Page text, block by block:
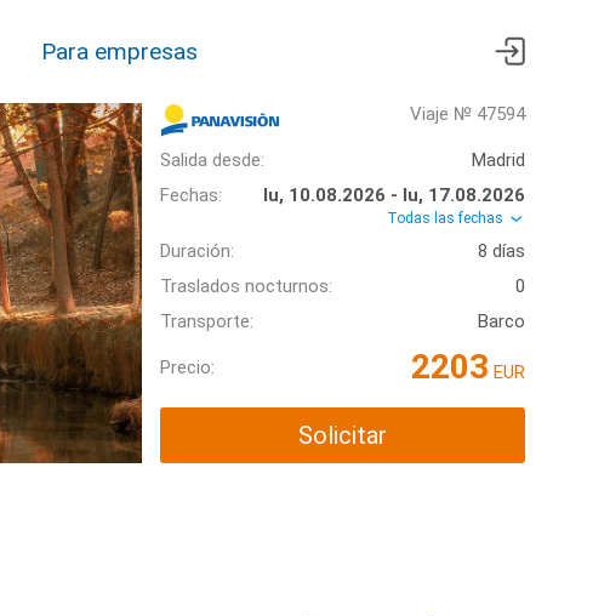
Para empresas
Viaje № 47594
Salida desde:
Madrid
Fechas:
lu, 10.08.2026 - lu, 17.08.2026
Todas las fechas
Duración:
8 días
Traslados nocturnos:
0
Transporte:
Barco
Precio: 2203 EUR
Solicitar